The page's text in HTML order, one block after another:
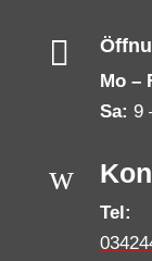

Mo –
Sa: 9
w
Tel: